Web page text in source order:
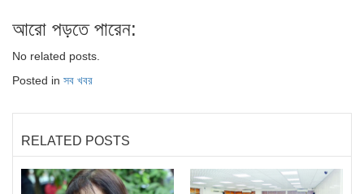
আরো পড়তে পারেন:
No related posts.
Posted in সব খবর
RELATED POSTS